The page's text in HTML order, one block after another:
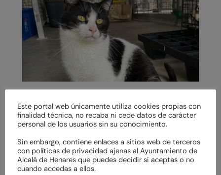
Adopta a: RUDOLPH Raza: Común Europeo
Edad: 14/08/2021 Pelo: Corto Tamaño: Mediano
ADOPCIÓN EN: SOLO WHATSAPP 696 82 25 52
– cimpa@conalmaprotectora.org Historial de
adopción: Me presento: Soy Rudolph, y entré en
Este portal web únicamente utiliza cookies propias con
finalidad técnica, no recaba ni cede datos de carácter
personal de los usuarios sin su conocimiento.
Sin embargo, contiene enlaces a sitios web de terceros
con políticas de privacidad ajenas al Ayuntamiento de
Alcalá de Henares que puedes decidir si aceptas o no
cuando accedas a ellos.